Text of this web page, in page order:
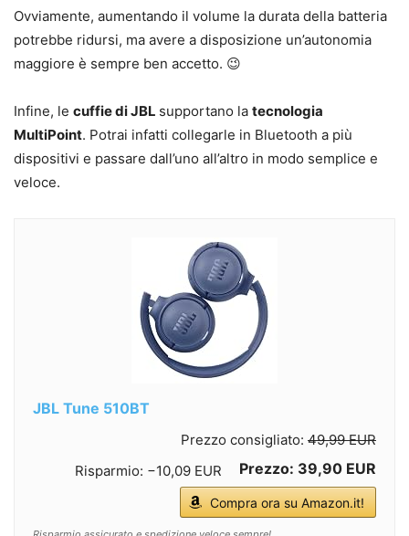
Ovviamente, aumentando il volume la durata della batteria
potrebbe ridursi, ma avere a disposizione un’autonomia
maggiore è sempre ben accetto. 😉
Infine, le cuffie di JBL supportano la tecnologia
MultiPoint. Potrai infatti collegarle in Bluetooth a più
dispositivi e passare dall’uno all’altro in modo semplice e
veloce.
JBL Tune 510BT
Prezzo consigliato: 49,99 EUR
Risparmio: −10,09 EUR
Prezzo: 39,90 EUR
Compra ora su Amazon.it!